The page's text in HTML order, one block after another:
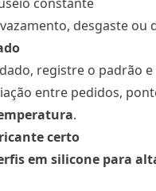
desgaste ou
registre o padrão
entre pedidos,
.
certo
em silicone para